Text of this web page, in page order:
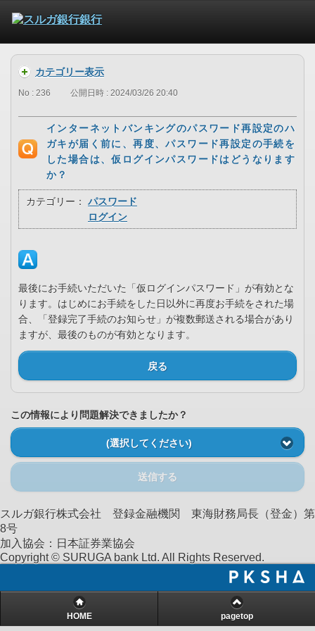
カテゴリー表示
No : 236 公開日時 : 2024/03/26 20:40
インターネットバンキングのパスワード再設定のハ
ガキが届く前に、再度、パスワード再設定の手続を
した場合は、仮ログインパスワードはどうなります
か？
カテゴリー：
パスワード
ログイン
最後にお手続いただいた「仮ログインパスワード」が有効とな
ります。はじめにお手続をした日以外に再度お手続をされた場
合、「登録完了手続のお知らせ」が複数郵送される場合があり
ますが、最後のものが有効となります。
戻る
この情報により問題解決できましたか？
(選択してください)
送信する
スルガ銀行株式会社 登録金融機関 東海財務局長（登金）第
8号
加入協会：日本証券業協会
Copyright © SURUGA bank Ltd. All Rights Reserved.
HOME pagetop